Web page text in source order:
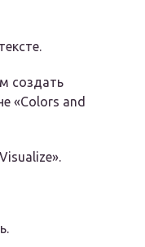
создать
«Colors and